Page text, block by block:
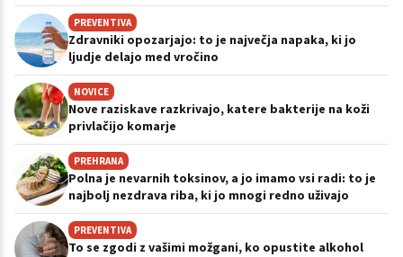
PREVENTIVA
Zdravniki opozarjajo: to je največja napaka, ki jo
ljudje delajo med vročino
NOVICE
Nove raziskave razkrivajo, katere bakterije na koži
privlačijo komarje
PREHRANA
Polna je nevarnih toksinov, a jo imamo vsi radi: to je
najbolj nezdrava riba, ki jo mnogi redno uživajo
PREVENTIVA
To se zgodi z vašimi možgani, ko opustite alkohol